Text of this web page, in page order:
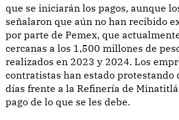
que se iniciarán los pagos, aunque
señalaron que aún no han recibido
por parte de Pemex, que
cercanas a los 1,500 millones de
realizados en 2023 y 2024. Los
contratistas han estado protestando
días frente a la Refinería de
pago de lo que se les debe.